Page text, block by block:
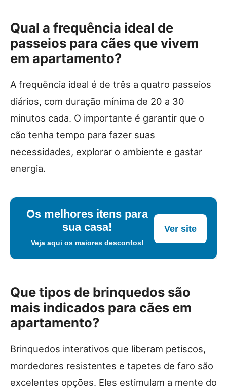
Qual a frequência ideal de
passeios para cães que vivem
em apartamento?
A frequência ideal é de três a quatro passeios
diários, com duração mínima de 20 a 30
minutos cada. O importante é garantir que o
cão tenha tempo para fazer suas
necessidades, explorar o ambiente e gastar
energia.
Os melhores itens para
sua casa!
Veja aqui os maiores descontos!
Ver site
Que tipos de brinquedos são
mais indicados para cães em
apartamento?
Brinquedos interativos que liberam petiscos,
mordedores resistentes e tapetes de faro são
excelentes opções. Eles estimulam a mente do